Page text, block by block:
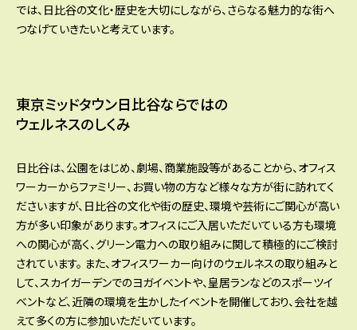
では、日比谷の文化・歴史を大切にしながら、さらなる魅力的な街へ
つなげていきたいと考えています。
東京ミッドタウン日比谷ならではの
ウェルネスのしくみ
日比谷は、公園をはじめ、劇場、商業施設等があることから、オフィス
ワーカーからファミリー、お買い物の方など様々な方が街に訪れてく
ださいますが、日比谷の文化や街の歴史、環境や芸術にご関心が高い
方が多い印象があります。オフィスにご入居いただいている方も環境
への関心が高く、グリーン電力への取り組みに関して積極的にご検討
されています。 また、オフィスワーカー向けのウェルネスの取り組みと
して、スカイガーデンでのヨガイベントや、皇居ランなどのスポーツイ
ベントなど、近隣の環境を生かしたイベントを開催しており、会社を越
えて多くの方に参加いただいています。